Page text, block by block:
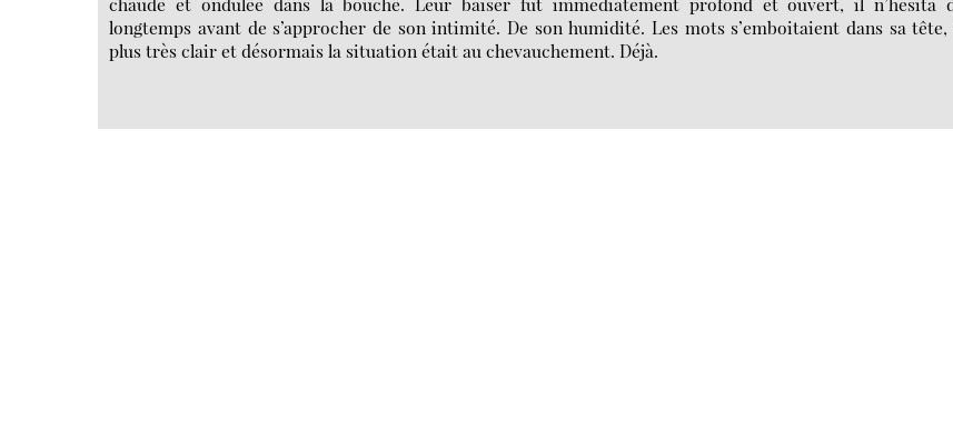
longtemps avant de s’approcher de son intimité. De son humidité. Les mots s’emboitaient dans sa
plus très clair et désormais la situation était au chevauchement. Déjà.